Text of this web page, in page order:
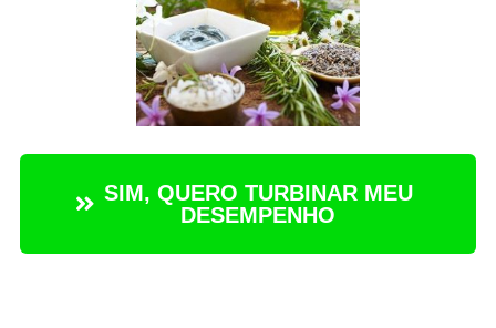
SIM, QUERO TURBINAR MEU
DESEMPENHO